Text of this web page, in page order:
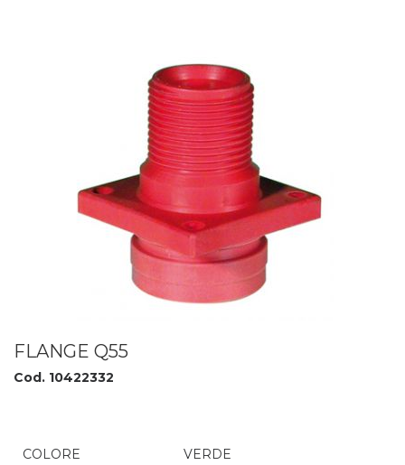
FLANGE Q55
Cod. 10422332
COLORE
VERDE